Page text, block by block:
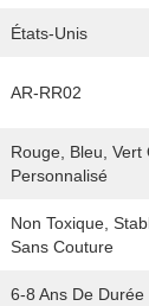
États-Unis
AR-RR02
Rouge, Bleu, Vert
Personnalisé
Non Toxique,
Sans Couture
6-8 Ans De Durée